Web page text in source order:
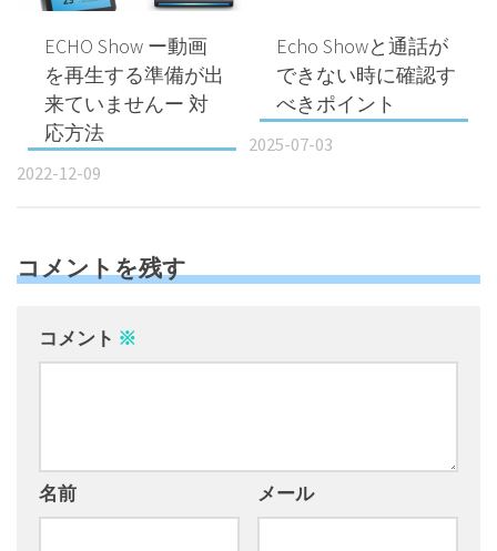
ECHO Show ー動画
を再生する準備が出
来ていませんー 対
応方法
2022-12-09
Echo Showと通話が
できない時に確認す
べきポイント
2025-07-03
コメントを残す
コメント ※
名前 メール